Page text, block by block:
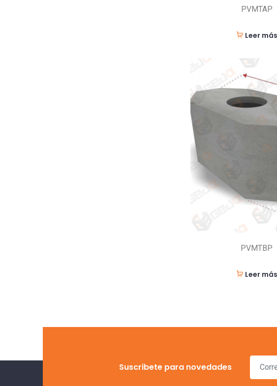
PVMTAP
Leer más
PVMTBP
Leer más
Suscribete para novedades